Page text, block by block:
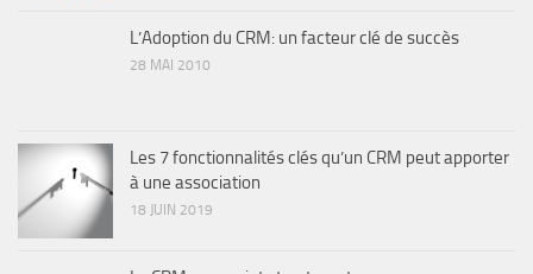
L’Adoption du CRM: un facteur clé de succès
28 MAI 2010
Les 7 fonctionnalités clés qu’un CRM peut apporter
à une association
18 JUIN 2019